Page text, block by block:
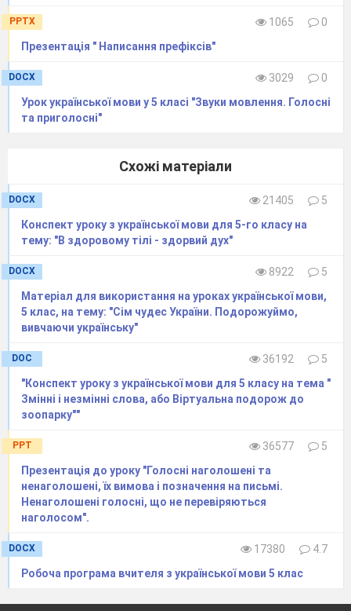
PPTX 1065
0
Презентація " Написання префіксів"
DOCX 3029
0
Урок української мови у 5 класі "Звуки мовлення. Голосні
та приголосні"
Схожі матеріали
DOCX 21405
5
Конспект уроку з української мови для 5-го класу на
тему: "В здоровому тілі - здорвий дух"
DOCX 8922
5
Матеріал для використання на уроках української мови,
5 клас, на тему: "Сім чудес України. Подорожуймо,
вивчаючи українську"
DOC 36192
5
"Конспект уроку з української мови для 5 класу на тема "
Змінні і незмінні слова, або Віртуальна подорож до
зоопарку""
PPT 36577
5
Презентація до уроку "Голосні наголошені та
ненаголошені, їх вимова і позначення на письмі.
Ненаголошені голосні, що не перевіряються
наголосом".
DOCX 17380
4.7
Робоча програма вчителя з української мови 5 клас